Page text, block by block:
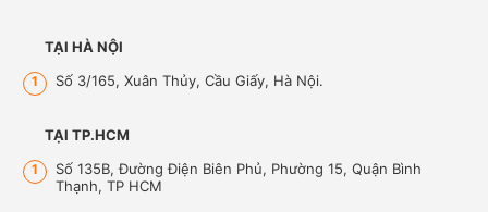
TẠI HÀ NỘI
1 Số 3/165, Xuân Thủy, Cầu Giấy, Hà Nội.
TẠI TP.HCM
1
Số 135B, Đường Điện Biên Phủ, Phường 15, Quận Bình
Thạnh, TP HCM